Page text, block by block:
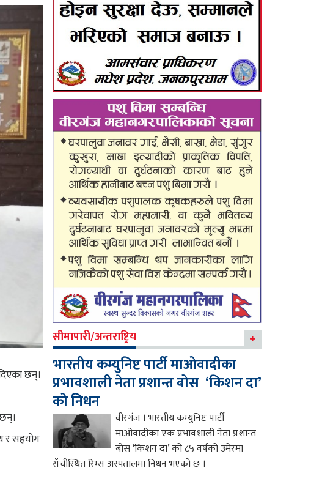
छन्।
र सहयोग
सीमापारी/अन्तराष्ट्रिय
भारतीय कम्युनिष्ट पार्टी माओवादीका
प्रभावशाली नेता प्रशान्त बोस ‘किशन दा’
को निधन
वीरगंज । भारतीय कम्युनिष्ट पार्टी
माओवादीका एक प्रभावशाली नेता प्रशान्त
बोस ‘किशन दा’ को ८५ वर्षको उमेरमा
राँचीस्थित रिम्स अस्पतालमा निधन भएको छ ।